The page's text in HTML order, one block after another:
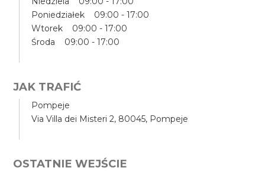
Poniedziałek 09:00 - 17:00
Wtorek 09:00 - 17:00
Środa 09:00 - 17:00
JAK TRAFIĆ
Pompeje
Via Villa dei Misteri 2, 80045, Pompeje
OSTATNIE WEJŚCIE